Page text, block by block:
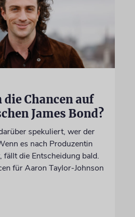
die Chancen auf
James Bond?
spekuliert, wer der
es nach Produzentin
fällt die Entscheidung bald.
für Aaron Taylor-Johnson